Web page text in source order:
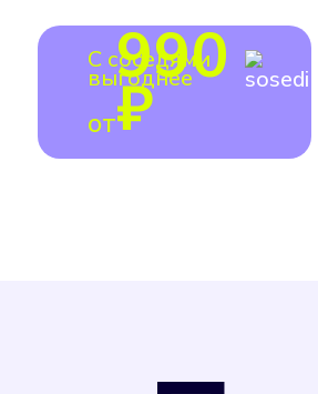
С соседями
выгоднее
от
990
₽